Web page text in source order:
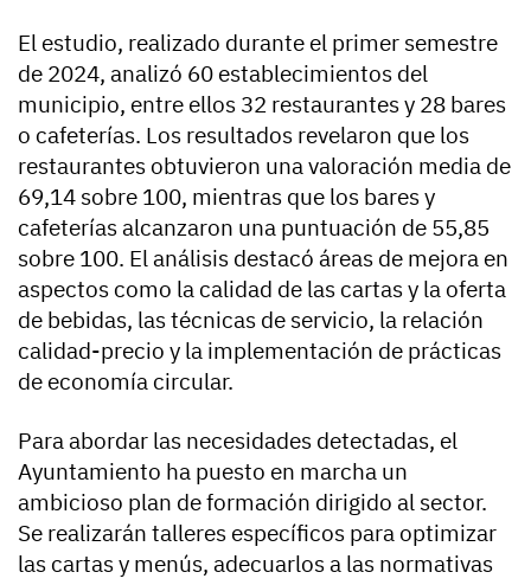
El estudio, realizado durante el primer semestre
de 2024, analizó 60 establecimientos del
municipio, entre ellos 32 restaurantes y 28 bares
o cafeterías. Los resultados revelaron que los
restaurantes obtuvieron una valoración media de
69,14 sobre 100, mientras que los bares y
cafeterías alcanzaron una puntuación de 55,85
sobre 100. El análisis destacó áreas de mejora en
aspectos como la calidad de las cartas y la oferta
de bebidas, las técnicas de servicio, la relación
calidad-precio y la implementación de prácticas
de economía circular.
Para abordar las necesidades detectadas, el
Ayuntamiento ha puesto en marcha un
ambicioso plan de formación dirigido al sector.
Se realizarán talleres específicos para optimizar
las cartas y menús, adecuarlos a las normativas